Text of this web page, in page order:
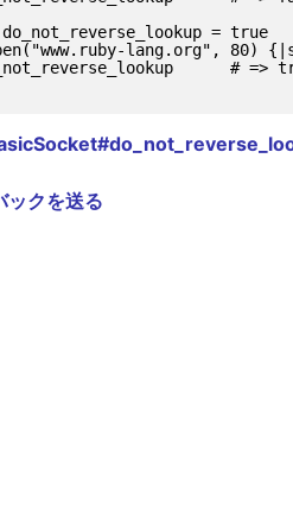
= true
lang.org", 80)
# =>
ックを送る